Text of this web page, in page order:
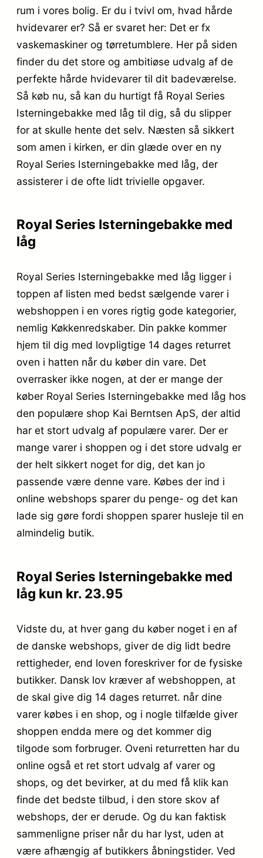
rum i vores bolig. Er du i tvivl om, hvad hårde
hvidevarer er? Så er svaret her: Det er fx
vaskemaskiner og tørretumblere. Her på siden
finder du det store og ambitiøse udvalg af de
perfekte hårde hvidevarer til dit badeværelse.
Så køb nu, så kan du hurtigt få Royal Series
Isterningebakke med låg til dig, så du slipper
for at skulle hente det selv. Næsten så sikkert
som amen i kirken, er din glæde over en ny
Royal Series Isterningebakke med låg, der
assisterer i de ofte lidt trivielle opgaver.
Royal Series Isterningebakke med
låg
Royal Series Isterningebakke med låg ligger i
toppen af listen med bedst sælgende varer i
webshoppen i en vores rigtig gode kategorier,
nemlig Køkkenredskaber. Din pakke kommer
hjem til dig med lovpligtige 14 dages returret
oven i hatten når du køber din vare. Det
overrasker ikke nogen, at der er mange der
køber Royal Series Isterningebakke med låg hos
den populære shop Kai Berntsen ApS, der altid
har et stort udvalg af populære varer. Der er
mange varer i shoppen og i det store udvalg er
der helt sikkert noget for dig, det kan jo
passende være denne vare. Købes der ind i
online webshops sparer du penge- og det kan
lade sig gøre fordi shoppen sparer husleje til en
almindelig butik.
Royal Series Isterningebakke med
låg kun kr. 23.95
Vidste du, at hver gang du køber noget i en af
de danske webshops, giver de dig lidt bedre
rettigheder, end loven foreskriver for de fysiske
butikker. Dansk lov kræver af webshoppen, at
de skal give dig 14 dages returret. når dine
varer købes i en shop, og i nogle tilfælde giver
shoppen endda mere og det kommer dig
tilgode som forbruger. Oveni returretten har du
online også et ret stort udvalg af varer og
shops, og det bevirker, at du med få klik kan
finde det bedste tilbud, i den store skov af
webshops, der er derude. Og du kan faktisk
sammenligne priser når du har lyst, uden at
være afhængig af butikkers åbningstider. Ved